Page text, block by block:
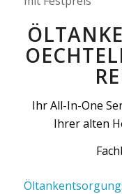
Ihr All-In-One
Ihrer alten